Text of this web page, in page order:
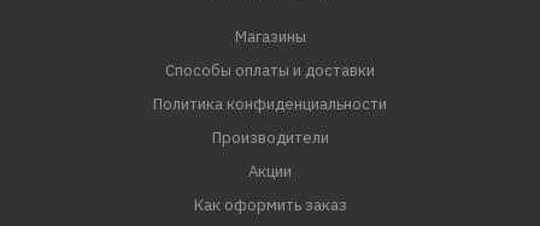
Магазины
Способы оплаты и доставки
Политика конфиденциальности
Производители
Акции
Как оформить заказ